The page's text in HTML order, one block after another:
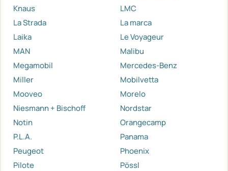
Knaus
LMC
La Strada
La marca
Laika
Le Voyageur
MAN
Malibu
Megamobil
Mercedes-Benz
Miller
Mobilvetta
Mooveo
Morelo
Niesmann + Bischoff
Nordstar
Notin
Orangecamp
P.L.A.
Panama
Peugeot
Phoenix
Pilote
Pössl